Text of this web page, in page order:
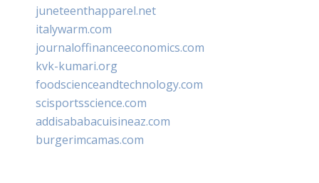
juneteenthapparel.net
italywarm.com
journaloffinanceeconomics.com
kvk-kumari.org
foodscienceandtechnology.com
scisportsscience.com
addisababacuisineaz.com
burgerimcamas.com